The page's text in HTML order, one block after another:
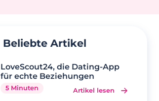
Beliebte Artikel
LoveScout24, die Dating-App
für echte Beziehungen
5 Minuten Artikel lesen